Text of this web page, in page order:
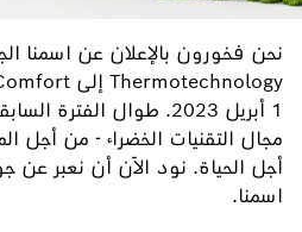
1 أبريل 2023. طوال
مجال التقنيات الخضراء - من أجل
أجل الحياة. نود الآن أن نعبر عن
اسمنا.